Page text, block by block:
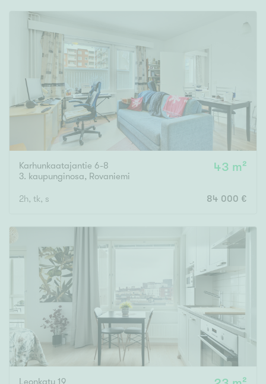
Karhunkaatajantie 6-8
3. kaupunginosa, Rovaniemi
43 m²
2h, tk, s 84 000 €
Leonkatu 19